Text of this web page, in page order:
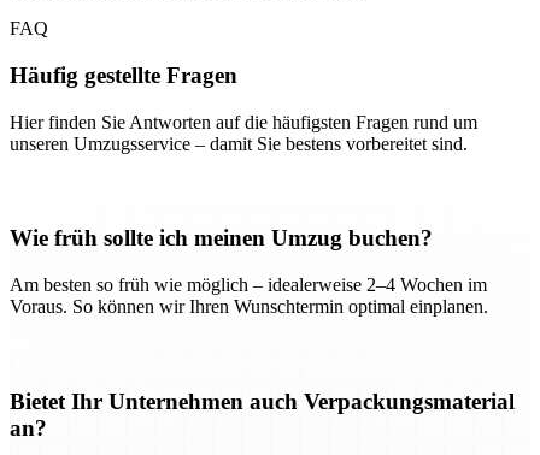
FAQ
Häufig gestellte Fragen
Hier finden Sie Antworten auf die häufigsten Fragen rund um
unseren Umzugsservice – damit Sie bestens vorbereitet sind.
Wie früh sollte ich meinen Umzug buchen?
Am besten so früh wie möglich – idealerweise 2–4 Wochen im
Voraus. So können wir Ihren Wunschtermin optimal einplanen.
Bietet Ihr Unternehmen auch Verpackungsmaterial
an?